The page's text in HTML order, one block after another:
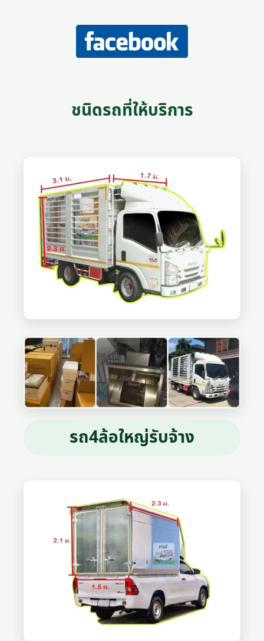
ชนิดรถที่ให้บริการ
รถ4ล้อใหญ่รับจ้าง